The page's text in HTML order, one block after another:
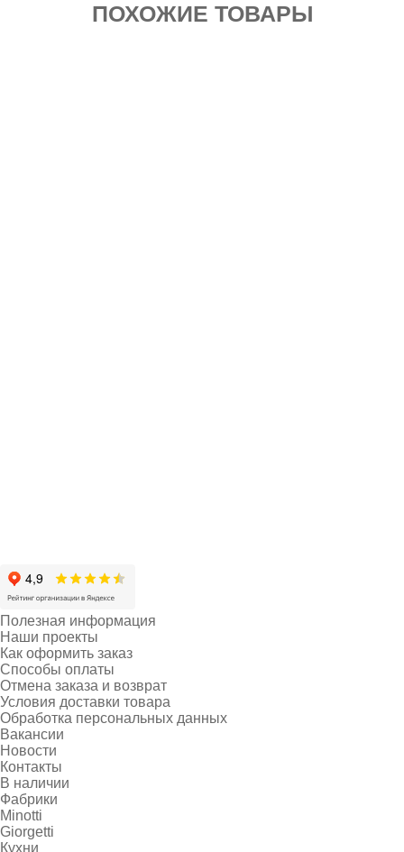
ПОХОЖИЕ ТОВАРЫ
Полезная информация
Наши проекты
Как оформить заказ
Способы оплаты
Отмена заказа и возврат
Условия доставки товара
Обработка персональных данных
Вакансии
Новости
Контакты
В наличии
Фабрики
Minotti
Giorgetti
Кухни